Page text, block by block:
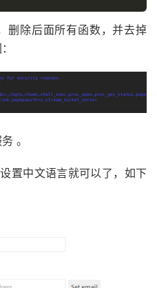
删除后面所有函数，并去掉
。
置中文语言就可以了，如下